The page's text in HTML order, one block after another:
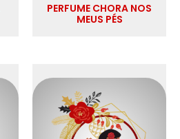
PERFUME CHORA NOS
MEUS PÉS